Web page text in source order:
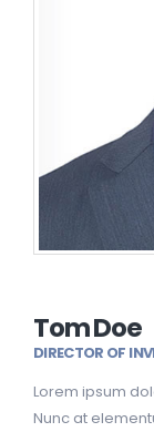
Tom Doe
DIRECTOR OF
Lorem ipsum
Nunc at